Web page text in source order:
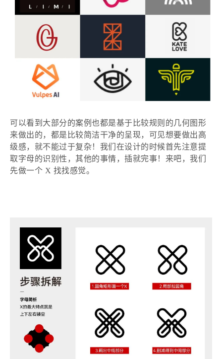
可以看到大部分的案例也都是基于比较规则的几何图形
来做出的，都是比较简洁干净的呈现，可见想要做出高
级感，就不能过于复杂！我们在设计的时候首先注意提
取字母的识别性，其他的事情，插就完事！来吧，我们
先做一个 X 找找感觉。